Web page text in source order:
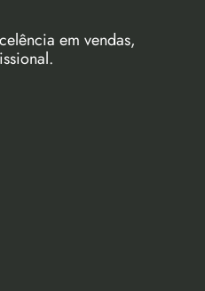
em vendas,